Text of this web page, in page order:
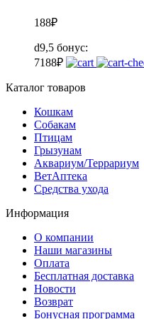
188₽
d9,5 бонус:
7188₽
Каталог товаров
Кошкам
Собакам
Птицам
Грызунам
Аквариум/Террариум
ВетАптека
Средства ухода
Информация
О компании
Наши магазины
Оплата
Бесплатная доставка
Новости
Возврат
Бонусная программа